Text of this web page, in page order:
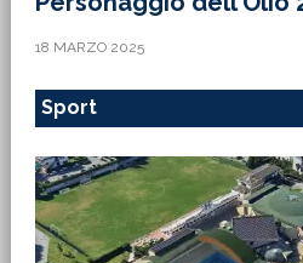
18 MARZO 2025
Sport